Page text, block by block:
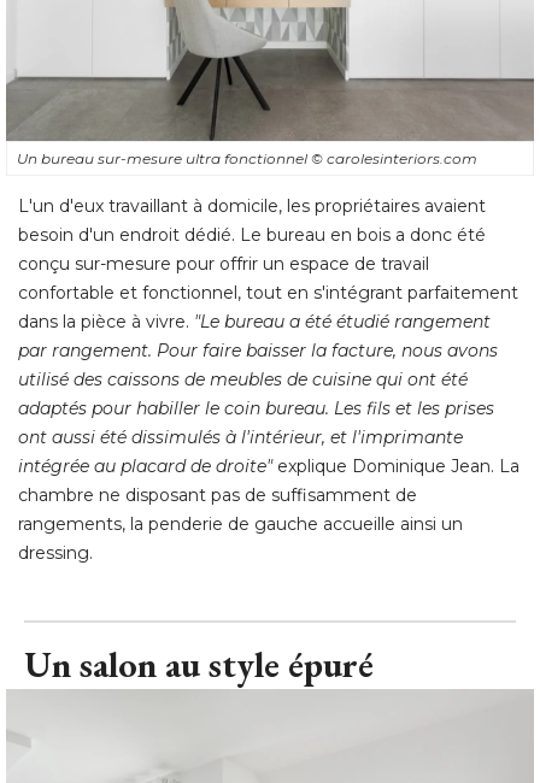
Un bureau sur-mesure ultra fonctionnel © carolesinteriors.com
L'un d'eux travaillant à domicile, les propriétaires avaient
besoin d'un endroit dédié. Le bureau en bois a donc été
conçu sur-mesure pour offrir un espace de travail
confortable et fonctionnel, tout en s'intégrant parfaitement
dans la pièce à vivre. "Le bureau a été étudié rangement
par rangement. Pour faire baisser la facture, nous avons
utilisé des caissons de meubles de cuisine qui ont été
adaptés pour habiller le coin bureau. Les fils et les prises
ont aussi été dissimulés à l'intérieur, et l'imprimante
intégrée au placard de droite"explique Dominique Jean. La
chambre ne disposant pas de suffisamment de
rangements, la penderie de gauche accueille ainsi un
dressing.
Un salon au style épuré